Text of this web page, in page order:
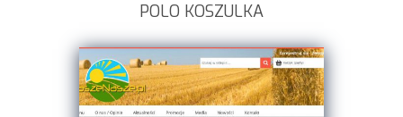
POLO KOSZULKA